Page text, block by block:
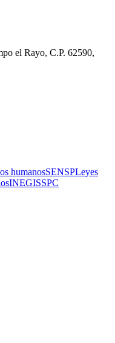
el Rayo, C.P. 62590,
humanosSENSPLeyes
INEGISSPC